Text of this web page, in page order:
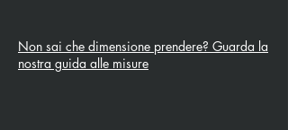
Non sai che dimensione prendere? Guarda la
nostra guida alle misure